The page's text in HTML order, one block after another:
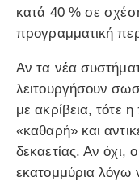
κατά 40 % σε
προγραμματική
Αν τα νέα
λειτουργήσουν
με ακρίβεια, τότε
«καθαρή» και
δεκαετίας. Αν όχι,
εκατομμύρια λόγω